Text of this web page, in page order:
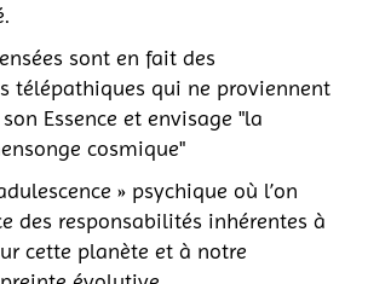
sont en fait des
télépathiques qui ne proviennent
Essence et envisage "la
cosmique"
» psychique où l’on
des responsabilités inhérentes à
cette planète et à notre